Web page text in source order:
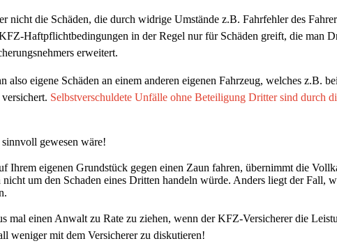
nicht die Schäden, die durch widrige Umstände z.B. Fahrfehler des
Haftpflichtbedingungen in der Regel nur für Schäden greift, die man
erweitert.
also eigene Schäden an einem anderen eigenen Fahrzeug, welches z.B.
Selbstverschuldete Unfälle ohne Beteiligung Dritter sind durch
gewesen wäre!
Ihrem eigenen Grundstück gegen einen Zaun fahren, übernimmt die
um den Schaden eines Dritten handeln würde. Anders liegt der
mal einen Anwalt zu Rate zu ziehen, wenn der KFZ-Versicherer die
weniger mit dem Versicherer zu diskutieren!